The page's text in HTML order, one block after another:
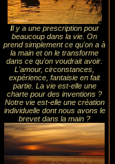
Il y a une prescription pour
beaucoup dans la vie. On
prend simplement ce qu'on a à
la main et on le transforme
dans ce qu'on voudrait avoir.
L'amour, circonstances,
expérience, fantaisie en fait
partie. La vie est-elle une
charte pour des inventions ?
Notre vie est-elle une création
individuelle dont nous avons le
brevet dans la main ?